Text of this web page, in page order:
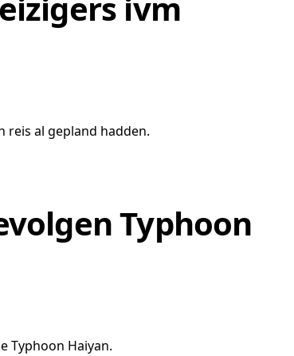
reis al gepland hadden.
Typhoon
Typhoon Haiyan.